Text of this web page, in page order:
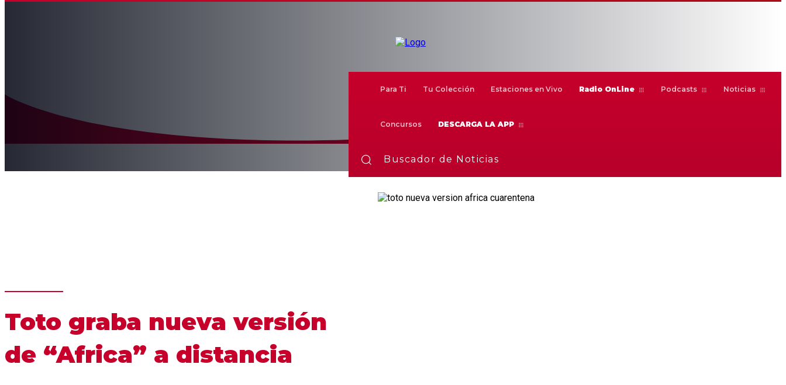
Para Ti Tu Colección Estaciones en Vivo Radio OnLine Podcasts Noticias
Concursos DESCARGA LA APP
Buscador de Noticias
Toto graba nueva versión
de “Africa” a distancia